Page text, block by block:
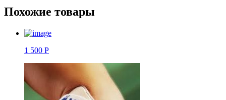
Похожие товары
1 500 Р